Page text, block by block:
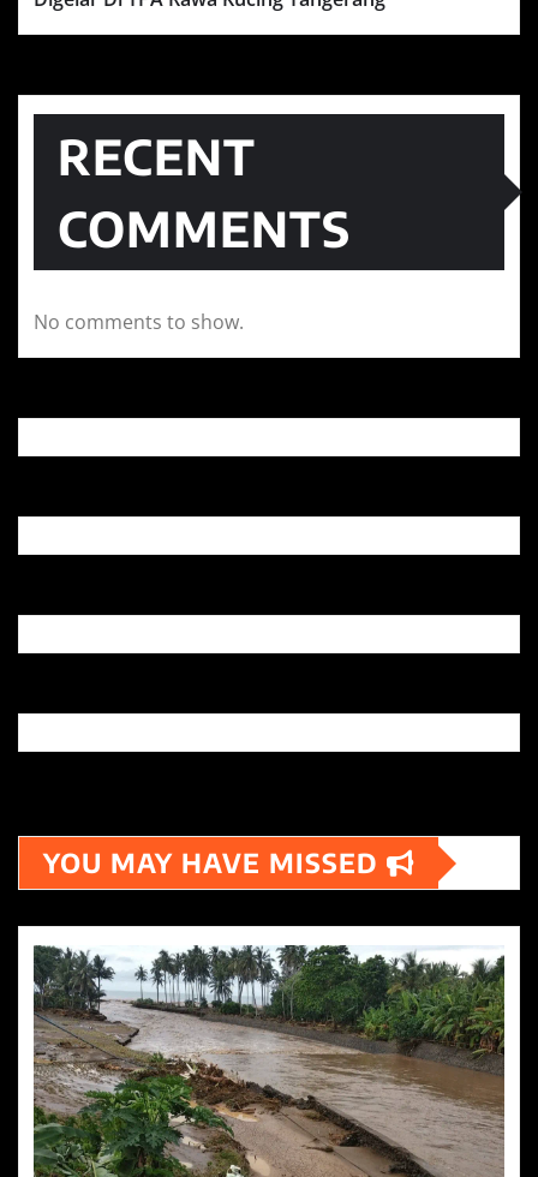
RECENT
COMMENTS
No comments to show.
YOU MAY HAVE MISSED